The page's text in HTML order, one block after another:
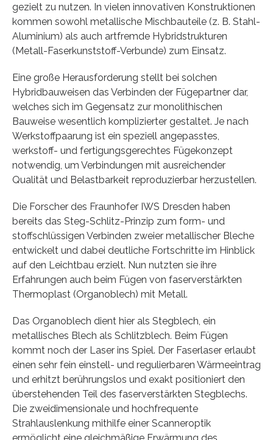
gezielt zu nutzen. In vielen innovativen Konstruktionen
kommen sowohl metallische Mischbauteile (z. B. Stahl-
Aluminium) als auch artfremde Hybridstrukturen
(Metall-Faserkunststoff-Verbunde) zum Einsatz.
Eine große Herausforderung stellt bei solchen
Hybridbauweisen das Verbinden der Fügepartner dar,
welches sich im Gegensatz zur monolithischen
Bauweise wesentlich komplizierter gestaltet. Je nach
Werkstoffpaarung ist ein speziell angepasstes,
werkstoff- und fertigungsgerechtes Fügekonzept
notwendig, um Verbindungen mit ausreichender
Qualität und Belastbarkeit reproduzierbar herzustellen.
Die Forscher des Fraunhofer IWS Dresden haben
bereits das Steg-Schlitz-Prinzip zum form- und
stoffschlüssigen Verbinden zweier metallischer Bleche
entwickelt und dabei deutliche Fortschritte im Hinblick
auf den Leichtbau erzielt. Nun nutzten sie ihre
Erfahrungen auch beim Fügen von faserverstärkten
Thermoplast (Organoblech) mit Metall.
Das Organoblech dient hier als Stegblech, ein
metallisches Blech als Schlitzblech. Beim Fügen
kommt noch der Laser ins Spiel. Der Faserlaser erlaubt
einen sehr fein einstell- und regulierbaren Wärmeeintrag
und erhitzt berührungslos und exakt positioniert den
überstehenden Teil des faserverstärkten Stegblechs.
Die zweidimensionale und hochfrequente
Strahlauslenkung mithilfe einer Scanneroptik